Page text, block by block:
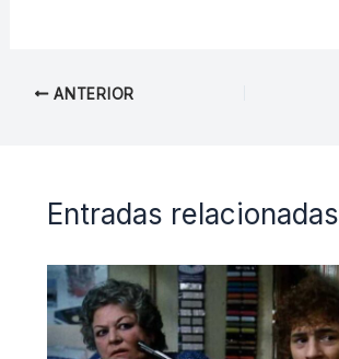
ANTERIOR
Entradas relacionadas